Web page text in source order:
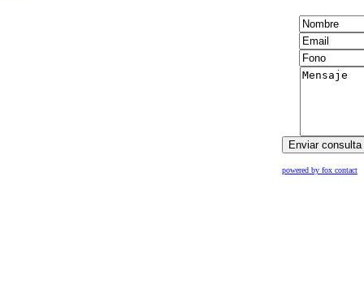
powered by fox contact